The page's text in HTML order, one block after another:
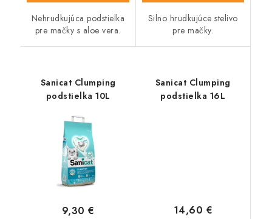
Nehrudkujúca podstielka
pre mačky s aloe vera.
Silno hrudkujúce stelivo
pre mačky.
Sanicat Clumping
podstielka 10L
9,30 €
Sanicat Clumping
podstielka 16L
14,60 €